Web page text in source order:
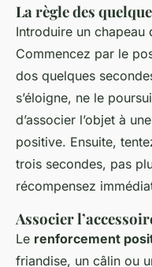
La règle des
Introduire un chapeau
Commencez par le
dos quelques
s’éloigne, ne le
d’associer l’objet à
positive. Ensuite,
trois secondes, pas
récompensez
Associer
Le renforcement
friandise, un câlin ou